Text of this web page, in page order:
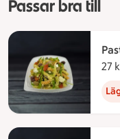
Passar bra till
27